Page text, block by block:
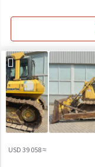
≈ 39 058 USD